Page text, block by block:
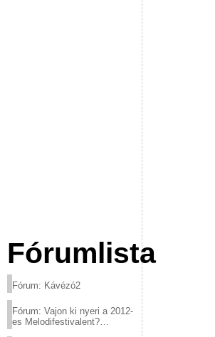
Fórumlista
Fórum: Kávézó2
Fórum: Vajon ki nyeri a 2012-
es Melodifestivalent?